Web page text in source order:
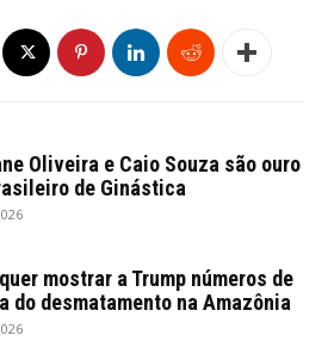
Oliveira e Caio Souza são ouro
de Ginástica
mostrar a Trump números de
do desmatamento na Amazônia